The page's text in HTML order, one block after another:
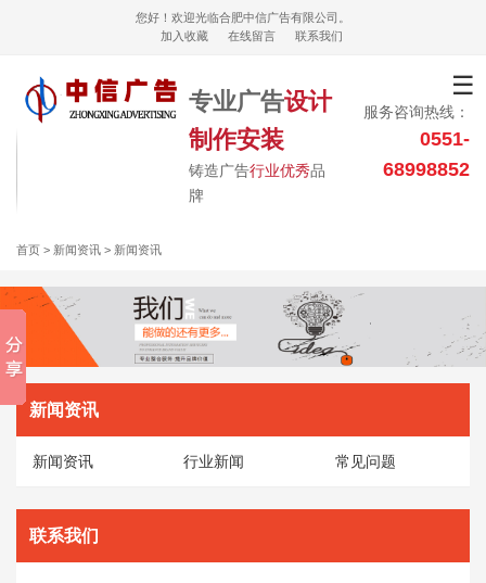
您好！欢迎光临合肥中信广告有限公司。
加入收藏
在线留言 联系我们
专业广告设计
制作安装
铸造广告行业优秀品
牌
服务咨询热线：
0551-
68998852
☰
首页 > 新闻资讯 > 新闻资讯
新闻资讯
新闻资讯 行业新闻 常见问题
联系我们